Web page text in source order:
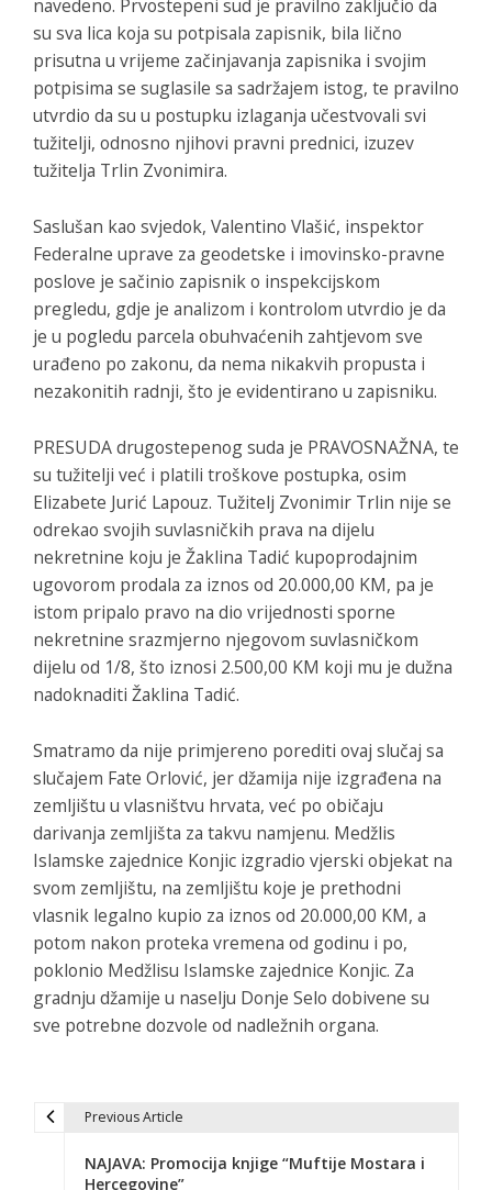
navedeno. Prvostepeni sud je pravilno zaključio da
su sva lica koja su potpisala zapisnik, bila lično
prisutna u vrijeme začinjavanja zapisnika i svojim
potpisima se suglasile sa sadržajem istog, te pravilno
utvrdio da su u postupku izlaganja učestvovali svi
tužitelji, odnosno njihovi pravni prednici, izuzev
tužitelja Trlin Zvonimira.
Saslušan kao svjedok, Valentino Vlašić, inspektor
Federalne uprave za geodetske i imovinsko-pravne
poslove je sačinio zapisnik o inspekcijskom
pregledu, gdje je analizom i kontrolom utvrdio je da
je u pogledu parcela obuhvaćenih zahtjevom sve
urađeno po zakonu, da nema nikakvih propusta i
nezakonitih radnji, što je evidentirano u zapisniku.
PRESUDA drugostepenog suda je PRAVOSNAŽNA, te
su tužitelji već i platili troškove postupka, osim
Elizabete Jurić Lapouz. Tužitelj Zvonimir Trlin nije se
odrekao svojih suvlasničkih prava na dijelu
nekretnine koju je Žaklina Tadić kupoprodajnim
ugovorom prodala za iznos od 20.000,00 KM, pa je
istom pripalo pravo na dio vrijednosti sporne
nekretnine srazmjerno njegovom suvlasničkom
dijelu od 1/8, što iznosi 2.500,00 KM koji mu je dužna
nadoknaditi Žaklina Tadić.
Smatramo da nije primjereno porediti ovaj slučaj sa
slučajem Fate Orlović, jer džamija nije izgrađena na
zemljištu u vlasništvu hrvata, već po običaju
darivanja zemljišta za takvu namjenu. Medžlis
Islamske zajednice Konjic izgradio vjerski objekat na
svom zemljištu, na zemljištu koje je prethodni
vlasnik legalno kupio za iznos od 20.000,00 KM, a
potom nakon proteka vremena od godinu i po,
poklonio Medžlisu Islamske zajednice Konjic. Za
gradnju džamije u naselju Donje Selo dobivene su
sve potrebne dozvole od nadležnih organa.
Previous Article
NAJAVA: Promocija knjige “Muftije Mostara i
Hercegovine”